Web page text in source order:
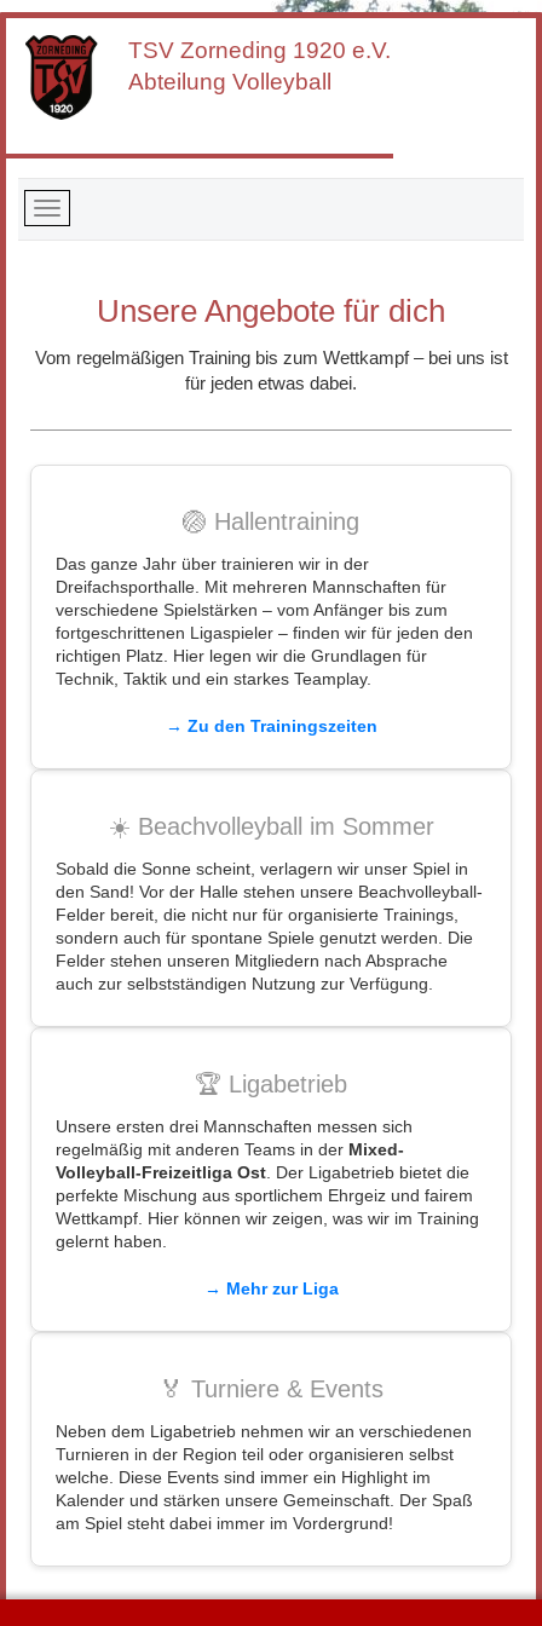
TSV Zorneding 1920 e.V.
Abteilung Volleyball
Unsere Angebote für dich
Vom regelmäßigen Training bis zum Wettkampf – bei uns ist
für jeden etwas dabei.
🏐 Hallentraining
Das ganze Jahr über trainieren wir in der
Dreifachsporthalle. Mit mehreren Mannschaften für
verschiedene Spielstärken – vom Anfänger bis zum
fortgeschrittenen Ligaspieler – finden wir für jeden den
richtigen Platz. Hier legen wir die Grundlagen für
Technik, Taktik und ein starkes Teamplay.
→ Zu den Trainingszeiten
☀️ Beachvolleyball im Sommer
Sobald die Sonne scheint, verlagern wir unser Spiel in
den Sand! Vor der Halle stehen unsere Beachvolleyball-
Felder bereit, die nicht nur für organisierte Trainings,
sondern auch für spontane Spiele genutzt werden. Die
Felder stehen unseren Mitgliedern nach Absprache
auch zur selbstständigen Nutzung zur Verfügung.
🏆 Ligabetrieb
Unsere ersten drei Mannschaften messen sich
regelmäßig mit anderen Teams in der Mixed-
Volleyball-Freizeitliga Ost . Der Ligabetrieb bietet die
perfekte Mischung aus sportlichem Ehrgeiz und fairem
Wettkampf. Hier können wir zeigen, was wir im Training
gelernt haben.
→ Mehr zur Liga
🏅 Turniere & Events
Neben dem Ligabetrieb nehmen wir an verschiedenen
Turnieren in der Region teil oder organisieren selbst
welche. Diese Events sind immer ein Highlight im
Kalender und stärken unsere Gemeinschaft. Der Spaß
am Spiel steht dabei immer im Vordergrund!